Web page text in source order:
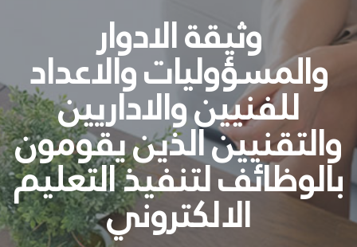
وثيقة الادوار
والمسؤوليات والاعداد
للفنيين والاداريين
والتقنيين الذين يقومون
بالوظائف لتنفيذ التعليم
الالكتروني